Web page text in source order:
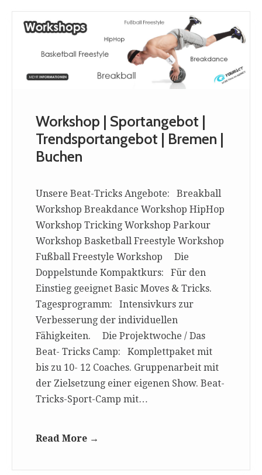
Workshop | Sportangebot |
Trendsportangebot | Bremen |
Buchen
Unsere Beat-Tricks Angebote: Breakball
Workshop Breakdance Workshop HipHop
Workshop Tricking Workshop Parkour
Workshop Basketball Freestyle Workshop
Fußball Freestyle Workshop Die
Doppelstunde Kompaktkurs: Für den
Einstieg geeignet Basic Moves & Tricks.
Tagesprogramm: Intensivkurs zur
Verbesserung der individuellen
Fähigkeiten. Die Projektwoche / Das
Beat- Tricks Camp: Komplettpaket mit
bis zu 10- 12 Coaches. Gruppenarbeit mit
der Zielsetzung einer eigenen Show. Beat-
Tricks-Sport-Camp mit…
Read More →